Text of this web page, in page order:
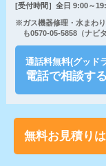
[受付時間］全日 9:00～
※ガス機器修理・水まわ
も0570-05-5858（ナビ
通話料無料(グッド
電話で相談する
無料お見積り